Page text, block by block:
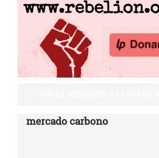
mercado carbono